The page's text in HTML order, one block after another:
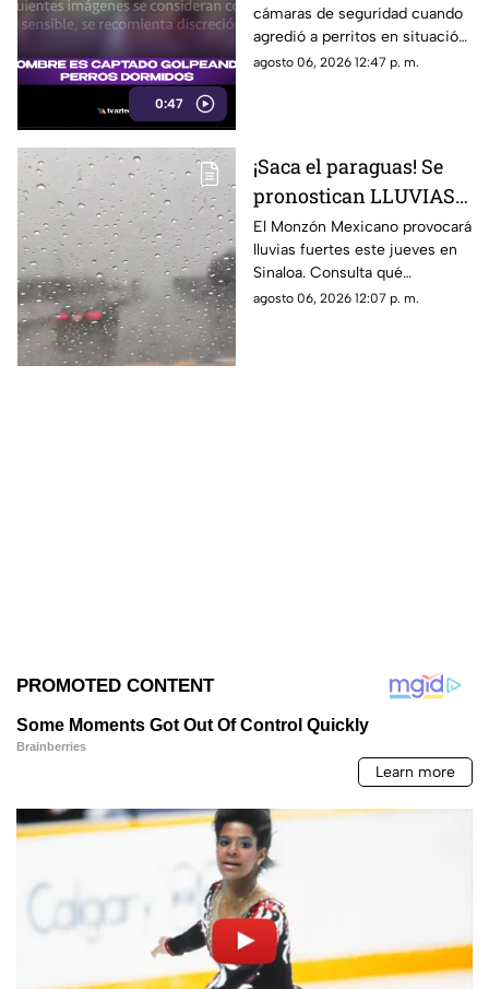
0:47
situación de calle
cámaras de seguridad cuando
agredió a perritos en situación
de calle en Tonalá, Jalisco,
agosto 06, 2026 12:47 p. m.
¡Saca el paraguas! Se
pronostican LLUVIAS
FUERTES la tarde HOY
en estos municipios de
Sinaloa
El Monzón Mexicano provocará
lluvias fuertes este jueves en
Sinaloa. Consulta qué
municipios podrían registrar
agosto 06, 2026 12:07 p. m.